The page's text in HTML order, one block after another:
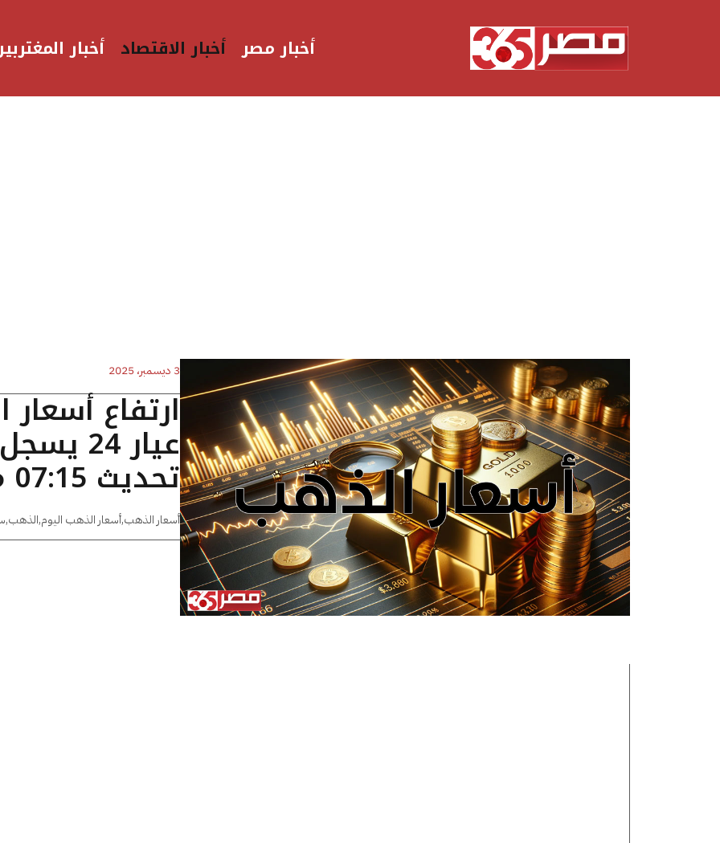
أخبار مصر أخبار الاقتصاد أخبار
3 ديسمبر، 2025
ارتفاع
تحديث 07:15 مساءًا
أسعار الذهب,أسعار الذهب اليوم,الذهب,